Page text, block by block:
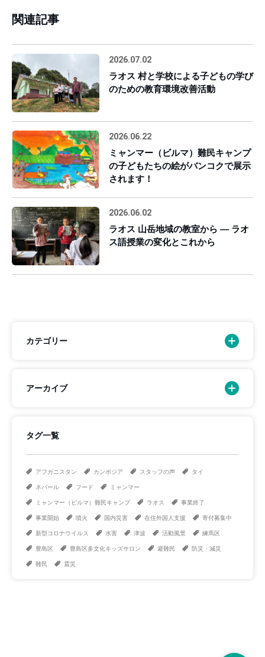
関連記事
2026.07.02
ラオス 村と学校による子どもの学び
のための教育環境改善活動
2026.06.22
ミャンマー（ビルマ）難民キャンプ
の子どもたちの絵がバンコクで展示
されます！
2026.06.02
ラオス 山岳地域の教室から ― ラオ
ス語授業の変化とこれから
カテゴリー
アーカイブ
タグ一覧
アフガニスタン カンボジア スタッフの声 タイ
ネパール フード ミャンマー
ミャンマー（ビルマ）難民キャンプ ラオス 事業終了
事業開始 噴火 国内災害 在住外国人支援 寄付募集中
新型コロナウイルス 水害 津波 活動風景 練馬区
豊島区 豊島区多文化キッズサロン 避難民 防災・減災
難民 震災